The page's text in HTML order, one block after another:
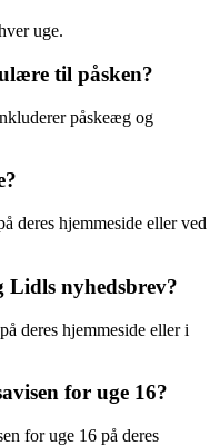
uge.
til påsken?
påskeæg og
deres hjemmeside eller ved
nyhedsbrev?
deres hjemmeside eller i
for uge 16?
for uge 16 på deres